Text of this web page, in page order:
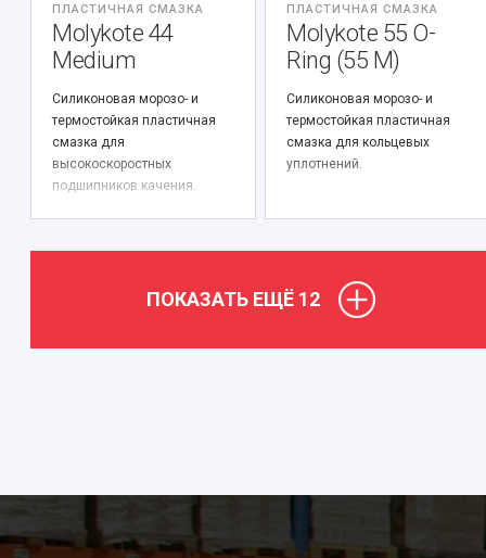
ПЛАСТИЧНАЯ СМАЗКА
Molykote 44
Medium
Силиконовая морозо- и
термостойкая пластичная
смазка для
высокоскоростных
подшипников качения.
ПЛАСТИЧНАЯ СМАЗКА
Molykote 55 O-
Ring (55 M)
Силиконовая морозо- и
термостойкая пластичная
смазка для кольцевых
уплотнений.
ПОКАЗАТЬ ЕЩЁ 12